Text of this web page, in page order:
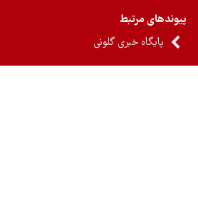
مرتبط
پایگاه خبری گلونی